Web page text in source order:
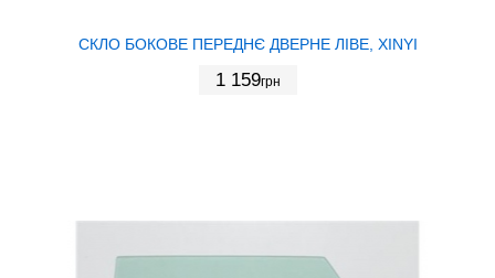
СКЛО БОКОВЕ ПЕРЕДНЄ ДВЕРНЕ ЛІВЕ, XINYI
1 159грн